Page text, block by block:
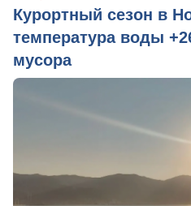
Курортный сезон в
температура воды
мусора